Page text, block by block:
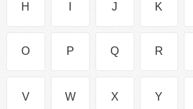
H J K
O P Q R
V W X Y